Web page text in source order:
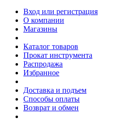
Вход или регистрация
О компании
Магазины
Каталог товаров
Прокат инструмента
Распродажа
Избранное
Доставка и подъем
Способы оплаты
Возврат и обмен